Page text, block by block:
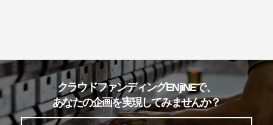
クラウドファンディングENjiNEで、
あなたの企画を実現してみませんか？